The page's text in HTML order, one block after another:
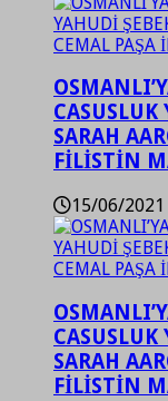
CASUSLUK
SARAH
FİLİSTİN
15/06/2021
CASUSLUK
SARAH
FİLİSTİN